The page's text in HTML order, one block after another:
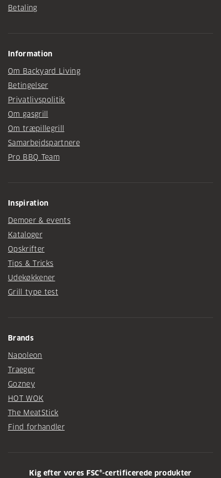
Betaling
Information
Om Backyard Living
Betingelser
Privatlivspolitik
Om gasgrill
Om træpillegrill
Samarbejdspartnere
Pro BBQ Team
Inspiration
Demoer & events
Kataloger
Opskrifter
Tips & Tricks
Udekøkkener
Grill type test
Brands
Napoleon
Traeger
Gozney
HOT WOK
The MeatStick
Find forhandler
Kig efter vores FSC®-certificerede produkter